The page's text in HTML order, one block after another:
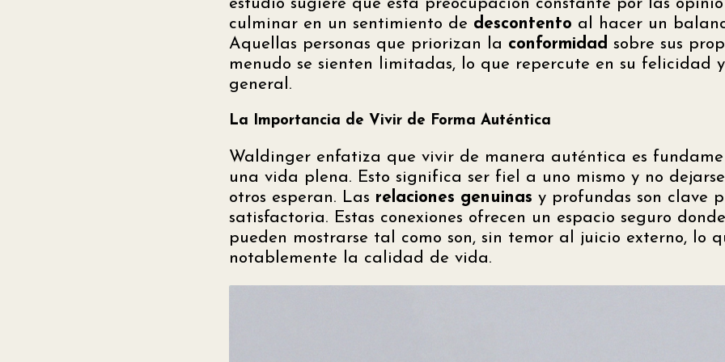
estudio sugiere que esta preocupación constante por las
culminar en un sentimiento de descontento al hacer un
Aquellas personas que priorizan la conformidad sobre sus
menudo se sienten limitadas, lo que repercute en su felicidad
general.
La Importancia de Vivir de Forma Auténtica
Waldinger enfatiza que vivir de manera auténtica es
una vida plena. Esto significa ser fiel a uno mismo y no
otros esperan. Las relaciones genuinas y profundas son clave
satisfactoria. Estas conexiones ofrecen un espacio seguro
pueden mostrarse tal como son, sin temor al juicio externo, lo
notablemente la calidad de vida.